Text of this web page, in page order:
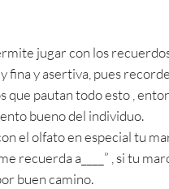
jugar con los
fina y asertiva, pues
que pautan todo esto ,
bueno del individuo.
el olfato en especial tu
recuerda a____” , si tu
buen camino.